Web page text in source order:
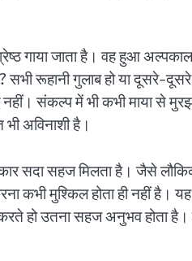
गाया जाता है। वह हुआ
रूहानी गुलाब हो या दूसरे-
संकल्प में भी कभी माया से
भी अविनाशी है।
सदा सहज मिलता है। जैसे
कभी मुश्किल होता ही नहीं है।
हो उतना सहज अनुभव होता